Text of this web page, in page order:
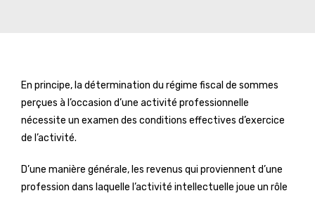
En principe, la détermination du régime fiscal de sommes
perçues à l’occasion d’une activité professionnelle
nécessite un examen des conditions effectives d’exercice
de l’activité.
D’une manière générale, les revenus qui proviennent d’une
profession dans laquelle l’activité intellectuelle joue un rôle